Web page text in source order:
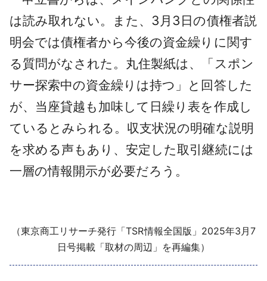
は読み取れない。また、3月3日の債権者説
明会では債権者から今後の資金繰りに関す
る質問がなされた。丸住製紙は、「スポン
サー探索中の資金繰りは持つ」と回答した
が、当座貸越も加味して日繰り表を作成し
ているとみられる。収支状況の明確な説明
を求める声もあり、安定した取引継続には
一層の情報開示が必要だろう。
（東京商工リサーチ発行「TSR情報全国版」2025年3月7
日号掲載「取材の周辺」を再編集）